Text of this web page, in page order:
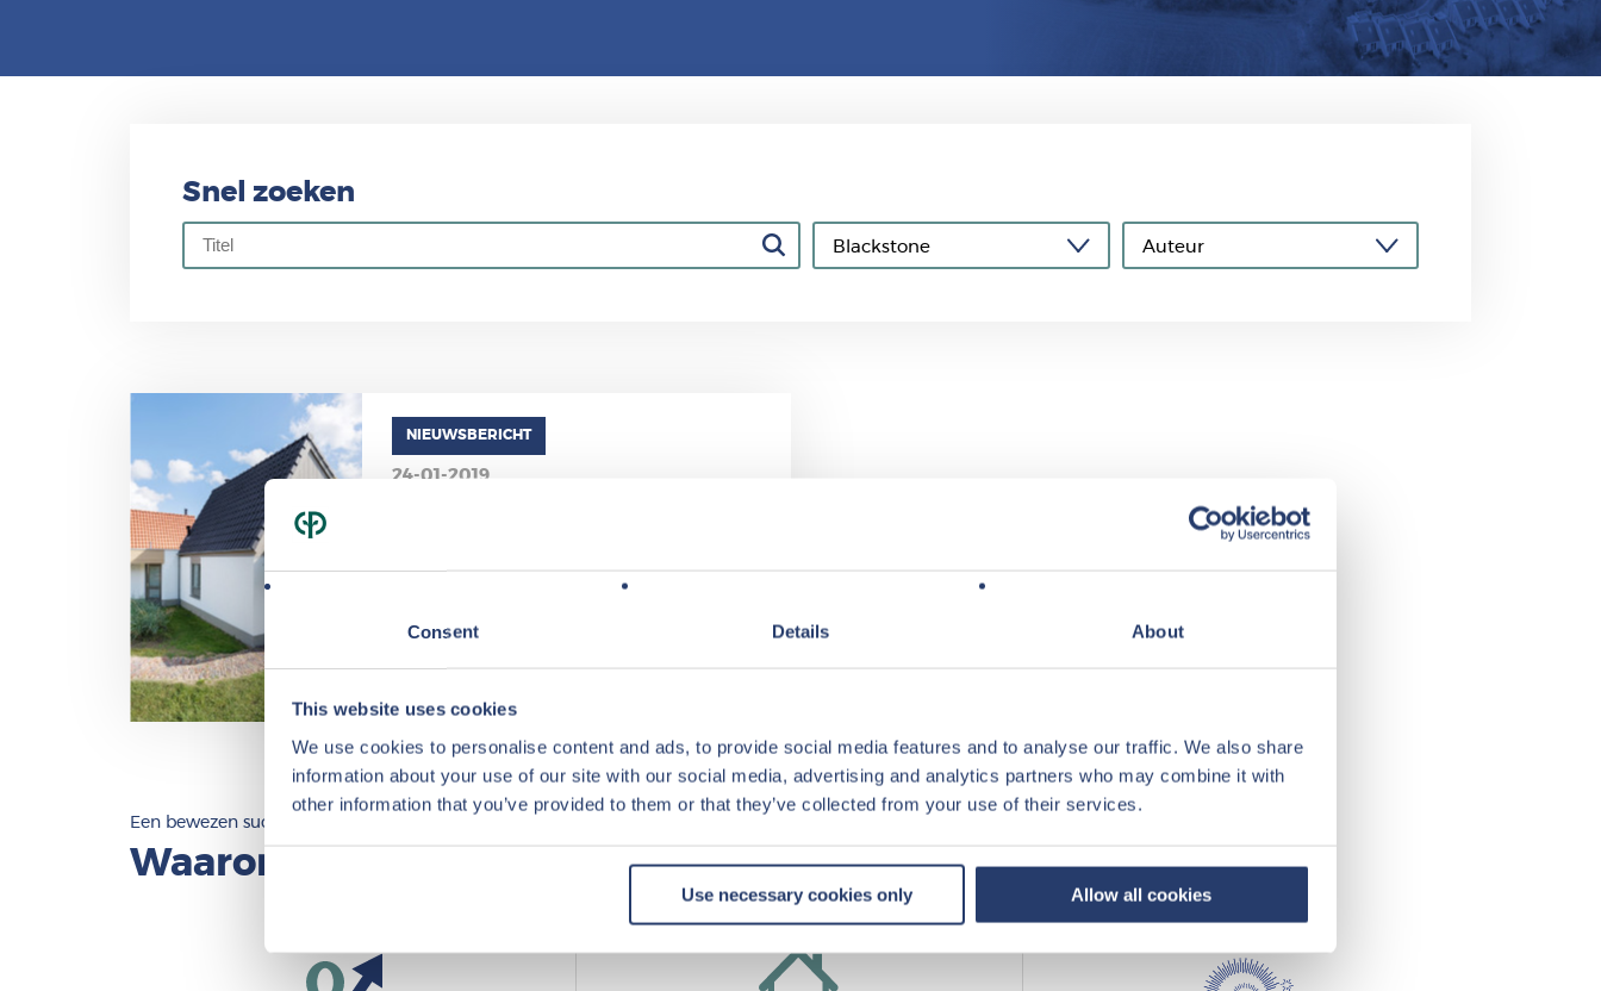
Consent Details About
This website uses cookies
We use cookies to personalise content and ads, to provide social media features and to analyse our traffic. We also share
information about your use of our site with our social media, advertising and analytics partners who may combine it with
other information that you’ve provided to them or that they’ve collected from your use of their services.
Use necessary cookies only Allow all cookies
Snel zoeken
NIEUWSBERICHT
24-01-2019
internationale strategie om ...
Een bewezen succesformule
Waarom investeren bij Center Parcs vastgoed?